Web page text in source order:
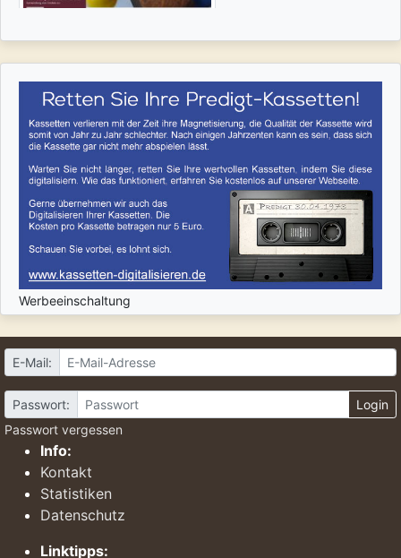
Werbeeinschaltung
E-Mail:
Passwort:
Login
Passwort vergessen
Info:
Kontakt
Statistiken
Datenschutz
Linktipps: